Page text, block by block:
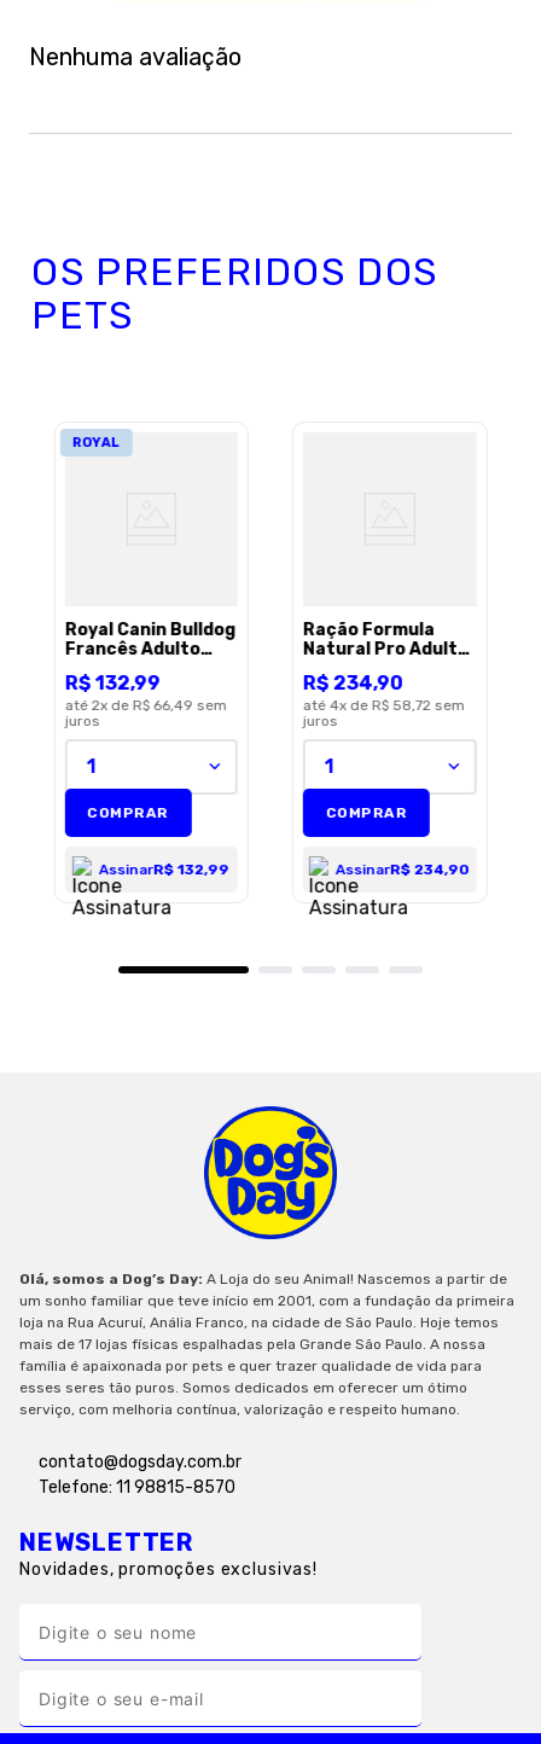
Avalie o produto de 1 a 5 estrelas
Sua localização
ENVIAR AVALIAÇÃO
Nenhuma avaliação
OS PREFERIDOS DOS
PETS
ROYAL
Royal Canin Bulldog
Francês Adulto
R$132,99
até 2x de R$ 66,49 sem
juros
1
COMPRAR
AssinarR$ 132,99
Ração Formula
Natural Pro Adulto
Grandes - 15kg
R$ 234,90
até 4x de R$ 58,72 sem
juros
1
COMPRAR
AssinarR$ 234,90
Olá, somos a Dog’s Day: A Loja do seu Animal! Nascemos a partir de
um sonho familiar que teve início em 2001, com a fundação da primeira
loja na Rua Acuruí, Anália Franco, na cidade de São Paulo. Hoje temos
mais de 17 lojas físicas espalhadas pela Grande São Paulo. A nossa
família é apaixonada por pets e quer trazer qualidade de vida para
esses seres tão puros. Somos dedicados em oferecer um ótimo
serviço, com melhoria contínua, valorização e respeito humano.
contato@dogsday.com.br
Telefone: 11 98815-8570
NEWSLETTER
Novidades, promoções exclusivas!